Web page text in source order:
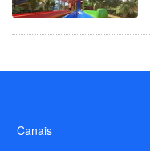
Canais